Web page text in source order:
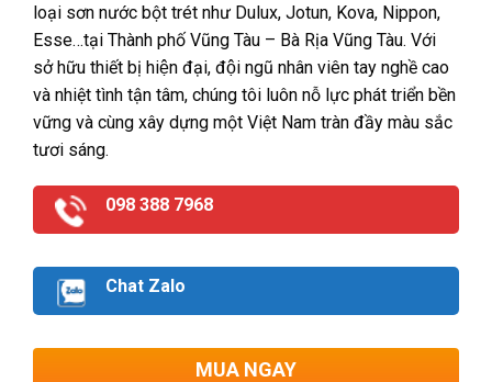
loại sơn nước bột trét như Dulux, Jotun, Kova, Nippon,
Esse…tại Thành phố Vũng Tàu – Bà Rịa Vũng Tàu. Với
sở hữu thiết bị hiện đại, đội ngũ nhân viên tay nghề cao
và nhiệt tình tận tâm, chúng tôi luôn nỗ lực phát triển bền
vững và cùng xây dựng một Việt Nam tràn đầy màu sắc
tươi sáng.
098 388 7968
Chat Zalo
MUA NGAY